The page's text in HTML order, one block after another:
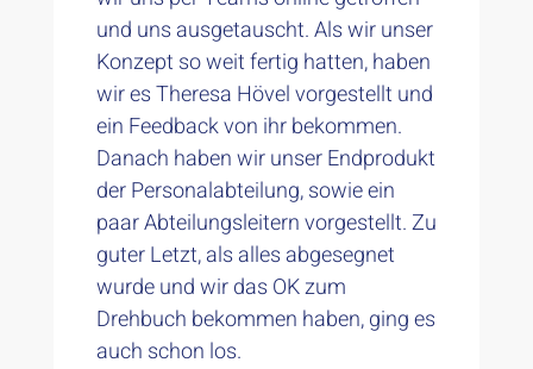
und uns ausgetauscht. Als wir unser
Konzept so weit fertig hatten, haben
wir es Theresa Hövel vorgestellt und
ein Feedback von ihr bekommen.
Danach haben wir unser Endprodukt
der Personalabteilung, sowie ein
paar Abteilungsleitern vorgestellt. Zu
guter Letzt, als alles abgesegnet
wurde und wir das OK zum
Drehbuch bekommen haben, ging es
auch schon los.